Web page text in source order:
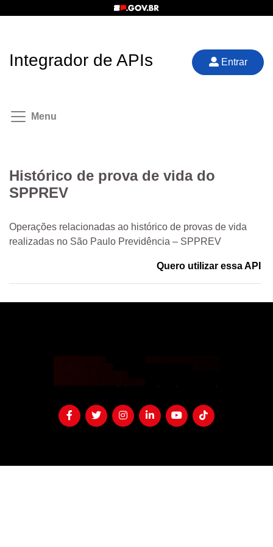
Integrador de APIs Entrar
Menu
Histórico de prova de vida do
SPPREV
Operações relacionadas ao histórico de provas de vida
realizadas no São Paulo Previdência – SPPREV
Quero utilizar essa API